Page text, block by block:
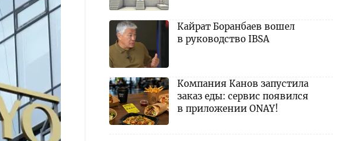
Кайрат Боранбаев вошел
в руководство IBSA
Компания Канов запустила
заказ еды: сервис появился
в приложении ONAY!